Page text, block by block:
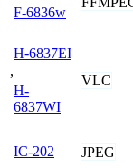
F-6836w
H-6837EI
,
H-
6837WI
VLC
IC-202 JPEG